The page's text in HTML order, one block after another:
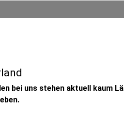
bei uns stehen aktuell kaum